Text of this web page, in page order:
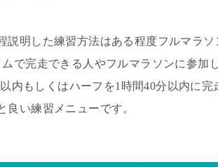
説明した練習方法はある程度フルマラ
で完走できる人やフルマラソンに参加
内もしくはハーフを1 時間40分以内に完
良い練習メニューです。